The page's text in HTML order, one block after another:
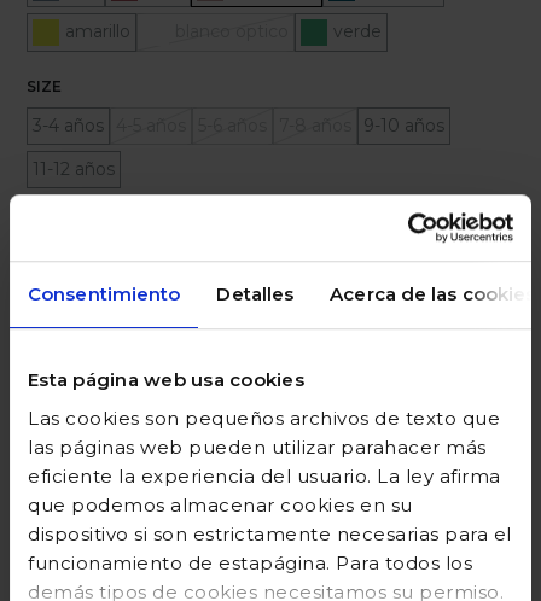
Consentimiento Detalles Acerca de las cookies
Esta página web usa cookies
Las cookies son pequeños archivos de texto que
las páginas web pueden utilizar parahacer más
eficiente la experiencia del usuario. La ley afirma
que podemos almacenar cookies en su
dispositivo si son estrictamente necesarias para el
funcionamiento de estapágina. Para todos los
demás tipos de cookies necesitamos su permiso.
amarillo verde
SIZE
3-4 años
9-10 años
11-12 años
Añadir a la cesta
DESCRIPCIÓN
COMPOSICIÓN
GUÍA DE TALLAS